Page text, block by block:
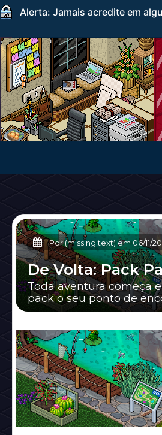
Alerta: Jamais acredite em
Por (missing text) em 06/11/
De Volta: Pack
Toda aventura começa
pack o seu ponto de
floresta para uma